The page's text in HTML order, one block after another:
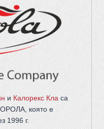
и Калорекс Класа
, която е
1996 г.